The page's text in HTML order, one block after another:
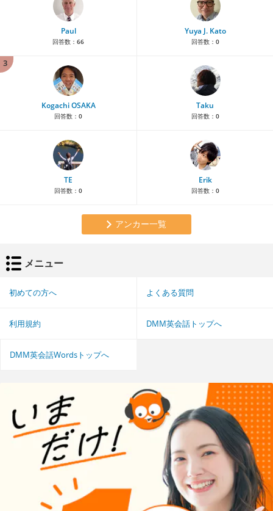
Paul
回答数： 66
Yuya J. Kato
回答数： 0
3
Kogachi OSAKA
回答数： 0
Taku
回答数： 0
TE
回答数： 0
Erik
回答数： 0
アンカー一覧
メニュー
初めての方へ よくある質問
利用規約 DMM英会話トップへ
DMM英会話Wordsトップへ